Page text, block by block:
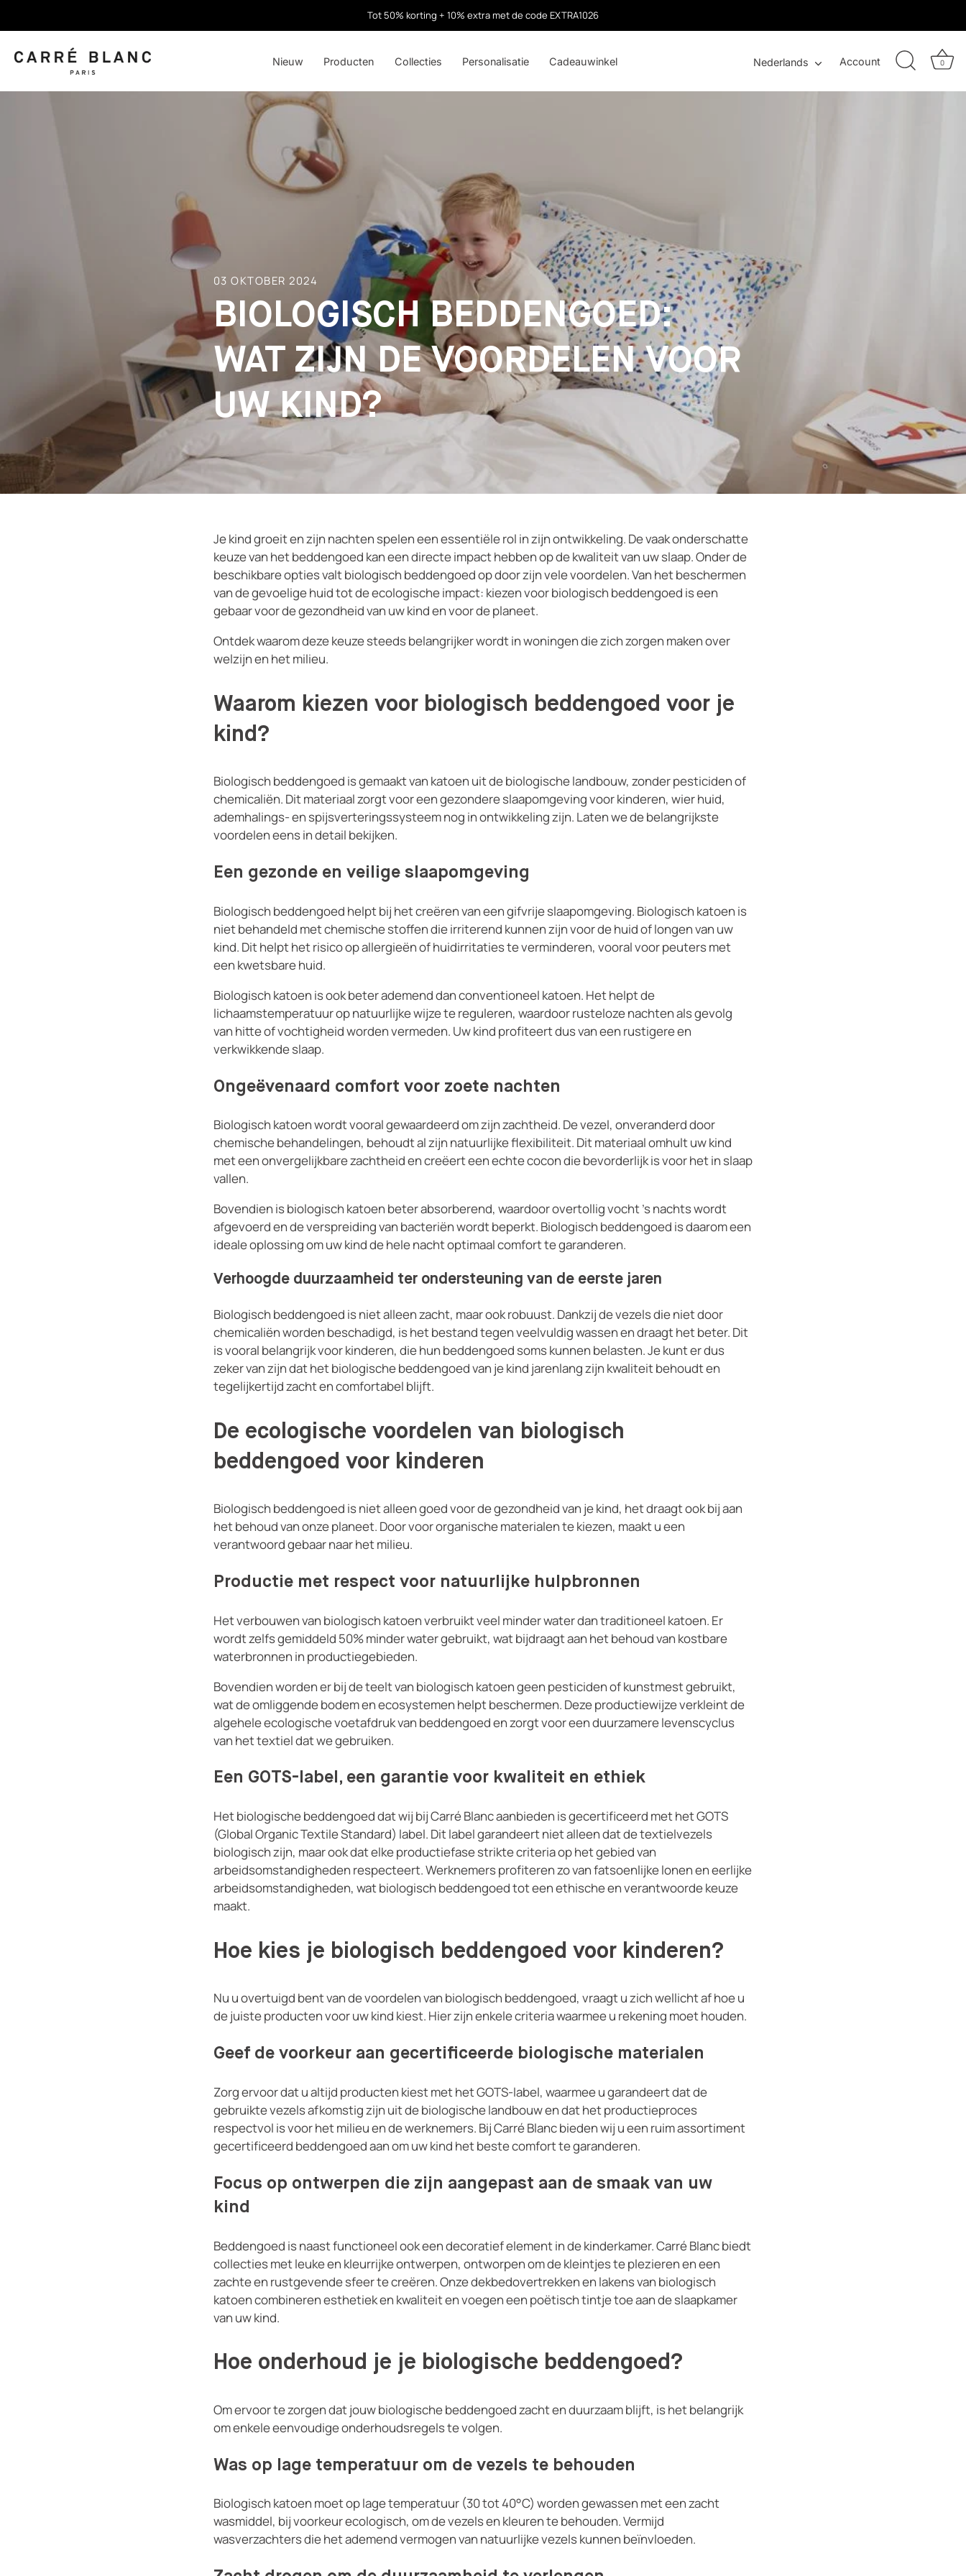
Tot 50% korting + 10% extra met de code EXTRA1026
Nieuw Producten Collecties Personalisatie Cadeauwinkel Taal
Nederlands Account 0
03 OKTOBER 2024
BIOLOGISCH BEDDENGOED:
WAT ZIJN DE VOORDELEN VOOR
UW KIND?
Je kind groeit en zijn nachten spelen een essentiële rol in zijn ontwikkeling. De vaak onderschatte
keuze van het beddengoed kan een directe impact hebben op de kwaliteit van uw slaap. Onder de
beschikbare opties valt biologisch beddengoed op door zijn vele voordelen. Van het beschermen
van de gevoelige huid tot de ecologische impact: kiezen voor biologisch beddengoed is een
gebaar voor de gezondheid van uw kind en voor de planeet.
Ontdek waarom deze keuze steeds belangrijker wordt in woningen die zich zorgen maken over
welzijn en het milieu.
Waarom kiezen voor biologisch beddengoed voor je
kind?
Biologisch beddengoed is gemaakt van katoen uit de biologische landbouw, zonder pesticiden of
chemicaliën. Dit materiaal zorgt voor een gezondere slaapomgeving voor kinderen, wier huid,
ademhalings- en spijsverteringssysteem nog in ontwikkeling zijn. Laten we de belangrijkste
voordelen eens in detail bekijken.
Een gezonde en veilige slaapomgeving
Biologisch beddengoed helpt bij het creëren van een gifvrije slaapomgeving. Biologisch katoen is
niet behandeld met chemische stoffen die irriterend kunnen zijn voor de huid of longen van uw
kind. Dit helpt het risico op allergieën of huidirritaties te verminderen, vooral voor peuters met
een kwetsbare huid.
Biologisch katoen is ook beter ademend dan conventioneel katoen. Het helpt de
lichaamstemperatuur op natuurlijke wijze te reguleren, waardoor rusteloze nachten als gevolg
van hitte of vochtigheid worden vermeden. Uw kind profiteert dus van een rustigere en
verkwikkende slaap.
Ongeëvenaard comfort voor zoete nachten
Biologisch katoen wordt vooral gewaardeerd om zijn zachtheid. De vezel, onveranderd door
chemische behandelingen, behoudt al zijn natuurlijke flexibiliteit. Dit materiaal omhult uw kind
met een onvergelijkbare zachtheid en creëert een echte cocon die bevorderlijk is voor het in slaap
vallen.
Bovendien is biologisch katoen beter absorberend, waardoor overtollig vocht 's nachts wordt
afgevoerd en de verspreiding van bacteriën wordt beperkt. Biologisch beddengoed is daarom een
​​ideale oplossing om uw kind de hele nacht optimaal comfort te garanderen.
Verhoogde duurzaamheid ter ondersteuning van de eerste jaren
Biologisch beddengoed is niet alleen zacht, maar ook robuust. Dankzij de vezels die niet door
chemicaliën worden beschadigd, is het bestand tegen veelvuldig wassen en draagt ​​het beter. Dit
is vooral belangrijk voor kinderen, die hun beddengoed soms kunnen belasten. Je kunt er dus
zeker van zijn dat het biologische beddengoed van je kind jarenlang zijn kwaliteit behoudt en
tegelijkertijd zacht en comfortabel blijft.
De ecologische voordelen van biologisch
beddengoed voor kinderen
Biologisch beddengoed is niet alleen goed voor de gezondheid van je kind, het draagt ​​ook bij aan
het behoud van onze planeet. Door voor organische materialen te kiezen, maakt u een
verantwoord gebaar naar het milieu.
Productie met respect voor natuurlijke hulpbronnen
Het verbouwen van biologisch katoen verbruikt veel minder water dan traditioneel katoen. Er
wordt zelfs gemiddeld 50% minder water gebruikt, wat bijdraagt ​​aan het behoud van kostbare
waterbronnen in productiegebieden.
Bovendien worden er bij de teelt van biologisch katoen geen pesticiden of kunstmest gebruikt,
wat de omliggende bodem en ecosystemen helpt beschermen. Deze productiewijze verkleint de
algehele ecologische voetafdruk van beddengoed en zorgt voor een duurzamere levenscyclus
van het textiel dat we gebruiken.
Een GOTS-label, een garantie voor kwaliteit en ethiek
Het biologische beddengoed dat wij bij Carré Blanc aanbieden is gecertificeerd met het GOTS
(Global Organic Textile Standard) label. Dit label garandeert niet alleen dat de textielvezels
biologisch zijn, maar ook dat elke productiefase strikte criteria op het gebied van
arbeidsomstandigheden respecteert. Werknemers profiteren zo van fatsoenlijke lonen en eerlijke
arbeidsomstandigheden, wat biologisch beddengoed tot een ethische en verantwoorde keuze
maakt.
Hoe kies je biologisch beddengoed voor kinderen?
Nu u overtuigd bent van de voordelen van biologisch beddengoed, vraagt ​​u zich wellicht af hoe u
de juiste producten voor uw kind kiest. Hier zijn enkele criteria waarmee u rekening moet houden.
Geef de voorkeur aan gecertificeerde biologische materialen
Zorg ervoor dat u altijd producten kiest met het GOTS-label, waarmee u garandeert dat de
gebruikte vezels afkomstig zijn uit de biologische landbouw en dat het productieproces
respectvol is voor het milieu en de werknemers. Bij Carré Blanc bieden wij u een ruim assortiment
gecertificeerd beddengoed aan om uw kind het beste comfort te garanderen.
Focus op ontwerpen die zijn aangepast aan de smaak van uw
kind
Beddengoed is naast functioneel ook een decoratief element in de kinderkamer. Carré Blanc biedt
collecties met leuke en kleurrijke ontwerpen, ontworpen om de kleintjes te plezieren en een
zachte en rustgevende sfeer te creëren. Onze dekbedovertrekken en lakens van biologisch
katoen combineren esthetiek en kwaliteit en voegen een poëtisch tintje toe aan de slaapkamer
van uw kind.
Hoe onderhoud je je biologische beddengoed?
Om ervoor te zorgen dat jouw biologische beddengoed zacht en duurzaam blijft, is het belangrijk
om enkele eenvoudige onderhoudsregels te volgen.
Was op lage temperatuur om de vezels te behouden
Biologisch katoen moet op lage temperatuur (30 tot 40°C) worden gewassen met een zacht
wasmiddel, bij voorkeur ecologisch, om de vezels en kleuren te behouden. Vermijd
wasverzachters die het ademend vermogen van natuurlijke vezels kunnen beïnvloeden.